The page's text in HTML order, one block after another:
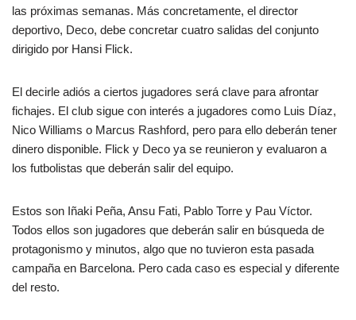
las próximas semanas. Más concretamente, el director
deportivo, Deco, debe concretar cuatro salidas del conjunto
dirigido por Hansi Flick.
El decirle adiós a ciertos jugadores será clave para afrontar
fichajes. El club sigue con interés a jugadores como Luis Díaz,
Nico Williams o Marcus Rashford, pero para ello deberán tener
dinero disponible. Flick y Deco ya se reunieron y evaluaron a
los futbolistas que deberán salir del equipo.
Estos son Iñaki Peña, Ansu Fati, Pablo Torre y Pau Víctor.
Todos ellos son jugadores que deberán salir en búsqueda de
protagonismo y minutos, algo que no tuvieron esta pasada
campaña en Barcelona. Pero cada caso es especial y diferente
del resto.